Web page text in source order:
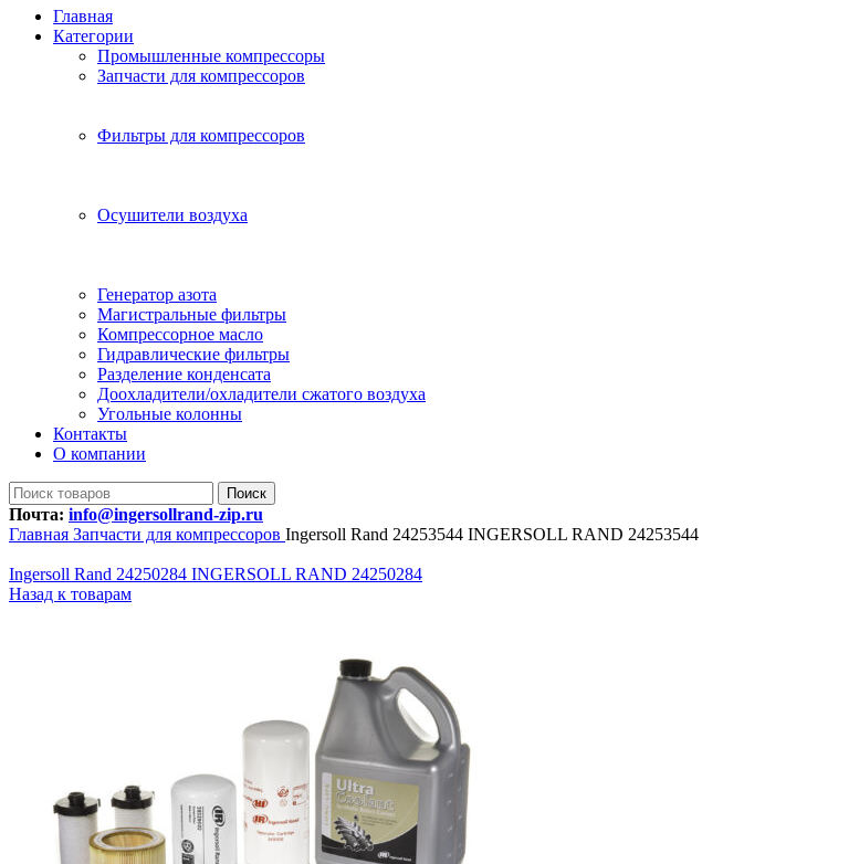
Главная
Категории
Промышленные компрессоры
Запчасти для компрессоров
Фильтры для компрессоров
Осушители воздуха
Генератор азота
Магистральные фильтры
Компрессорное масло
Гидравлические фильтры
Разделение конденсата
Доохладители/охладители сжатого воздуха
Угольные колонны
Контакты
О компании
Поиск
Почта: info@ingersollrand-zip.ru
Главная Запчасти для компрессоров Ingersoll Rand 24253544 INGERSOLL RAND 24253544
Ingersoll Rand 24250284 INGERSOLL RAND 24250284
Назад к товарам